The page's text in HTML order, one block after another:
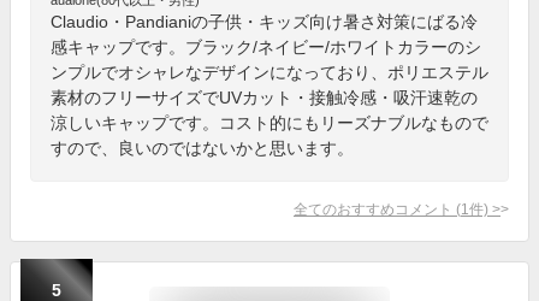
Claudio・Pandianiの子供・キッズ向け暑さ対策にばる冷
感キャップです。ブラック/ネイビー/ホワイトカラーのシ
ンプルでオシャレなデザインになっており、ポリエステル
素材のフリーサイズでUVカット・接触冷感・吸汗速乾の
涼しいキャップです。コスト的にもリーズナブルなもので
すので、良いのではないかと思います。
全てのおすすめコメント (1 件) >
5